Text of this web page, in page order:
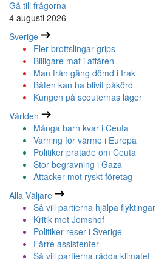
Gå till frågorna
4 augusti 2026
Sverige
Fler brottslingar grips
Billigare mat i affären
Man från gäng dömd i Irak
Båten kan ha blivit påkörd
Kungen på scouternas läger
Världen
Många barn kvar i Ceuta
Varning för värme i Europa
Politiker pratade om Ceuta
Stor begravning i Gaza
Attacker mot ryskt företag
Alla Väljare
Så vill partierna hjälpa flyktingar
Kritik mot Jomshof
Politiker reser i Sverige
Färre assistenter
Så vill partierna rädda klimatet